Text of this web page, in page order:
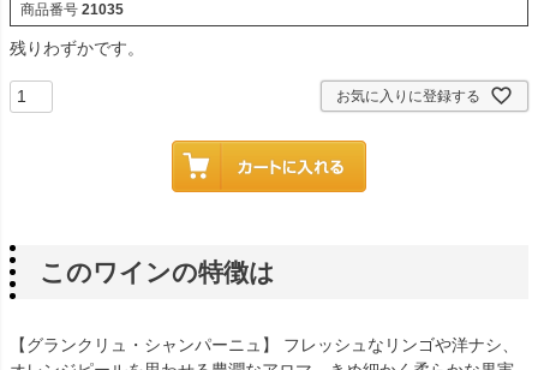
商品番号 21035
残りわずかです。
お気に入りに登録する
このワインの特徴は
【グランクリュ・シャンパーニュ】 フレッシュなリンゴや洋ナシ、